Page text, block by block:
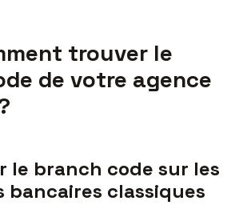
trouver le
de votre agence
le branch code sur les
bancaires classiques